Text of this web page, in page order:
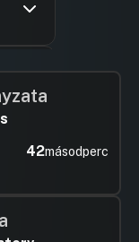
42másodperc